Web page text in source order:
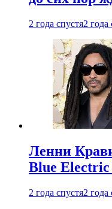
2 года спустя2 года
Ленни
Blue
2 года спустя2 года